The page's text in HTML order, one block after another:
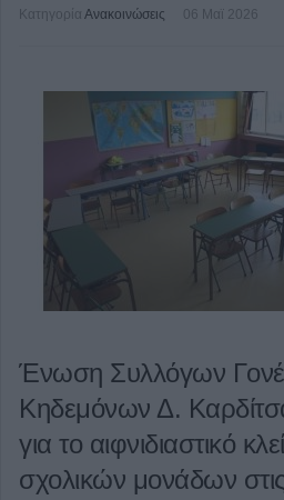
Κατηγορία Ανακοινώσεις 06 Μαϊ 2026
Ένωση Συλλόγων
Κηδεμόνων Δ.
για το αιφνιδιαστικό
σχολικών μονάδων